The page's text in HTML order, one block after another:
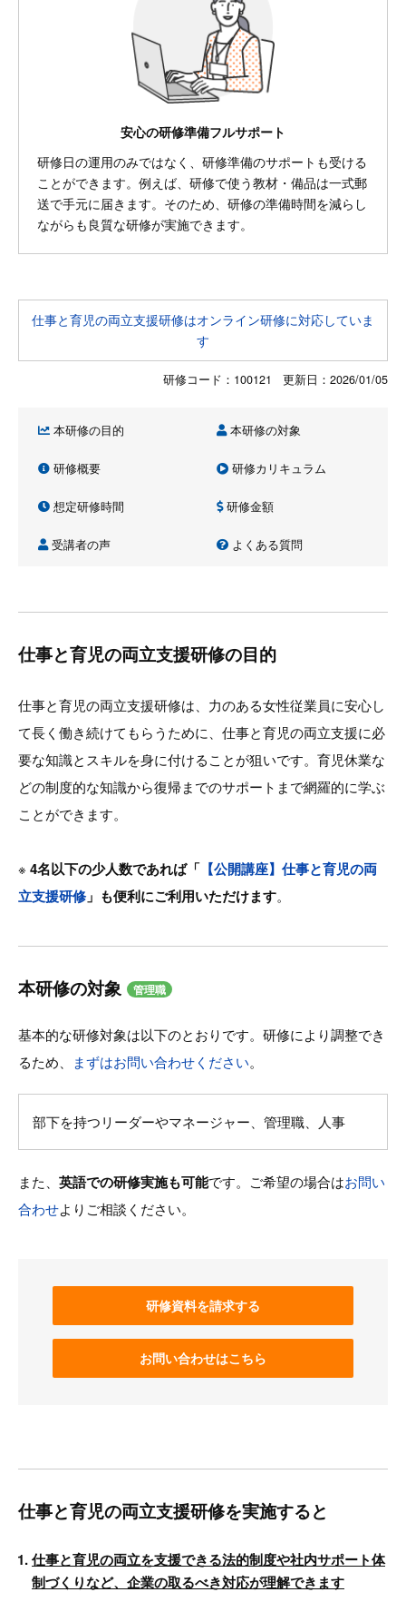
安心の研修準備フルサポート
研修日の運用のみではなく、研修準備のサポートも受ける
ことができます。例えば、研修で使う教材・備品は一式郵
送で手元に届きます。そのため、研修の準備時間を減らし
ながらも良質な研修が実施できます。
仕事と育児の両立支援研修はオンライン研修に対応していま
す
研修コード：100121 更新日： 2026/01/05
本研修の目的 本研修の対象
研修概要 研修カリキュラム
想定研修時間 研修金額
受講者の声 よくある質問
仕事と育児の両立支援研修の目的
仕事と育児の両立支援研修は、力のある女性従業員に安心し
て長く働き続けてもらうために、仕事と育児の両立支援に必
要な知識とスキルを身に付けることが狙いです。育児休業な
どの制度的な知識から復帰までのサポートまで網羅的に学ぶ
ことができます。
※ 4名以下の少人数であれば「 【公開講座】仕事と育児の両
立支援研修」も便利にご利用いただけます。
本研修の対象 管理職
基本的な研修対象は以下のとおりです。研修により調整でき
るため、
まずはお問い合わせください。
部下を持つリーダーやマネージャー、管理職、人事
また、 英語での研修実施も可能です。ご希望の場合はお問い
合わせよりご相談ください。
研修資料を請求する
お問い合わせはこちら
仕事と育児の両立支援研修を実施すると
仕事と育児の両立を支援できる法的制度や社内サポート体
制づくりなど、企業の取るべき対応が理解できます